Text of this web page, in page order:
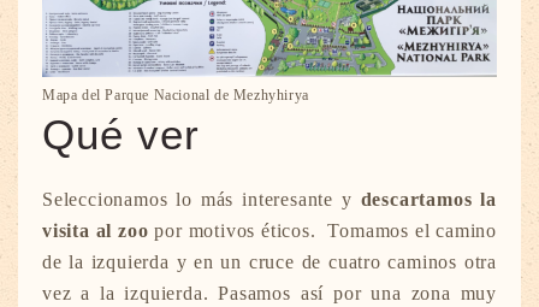
Mapa del Parque Nacional de Mezhyhirya
Qué ver
Seleccionamos lo más interesante y descartamos la
visita al zoo por motivos éticos. Tomamos el camino
de la izquierda y en un cruce de cuatro caminos otra
vez a la izquierda. Pasamos así por una zona muy